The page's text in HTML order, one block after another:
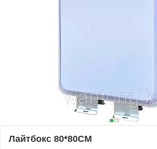
Лайтбокс 80*80CM